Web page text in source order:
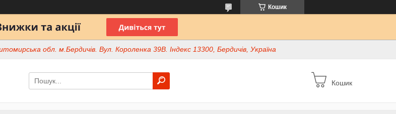
Кошик
обл. м.Бердичів. Вул. Короленка 39В. Індекс 13300, Бердичів, Україна
Кошик